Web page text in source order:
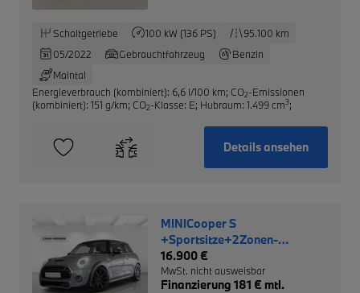
Schaltgetriebe 100 kW (136 PS)
95.100 km
05/2022
Gebrauchtfahrzeug
Benzin
Maintal
Energieverbrauch (kombiniert): 6,6 l/100 km; CO2-Emissionen
(kombiniert): 151 g/km; CO2-Klasse: E; Hubraum: 1.499 cm3;
Details ansehen
MINICooper S
+Sportsitze+2Zonen-
Klimaautom+SHZ+PDCv+h
16.900 €
MwSt. nicht ausweisbar
Finanzierung 181 € mtl.